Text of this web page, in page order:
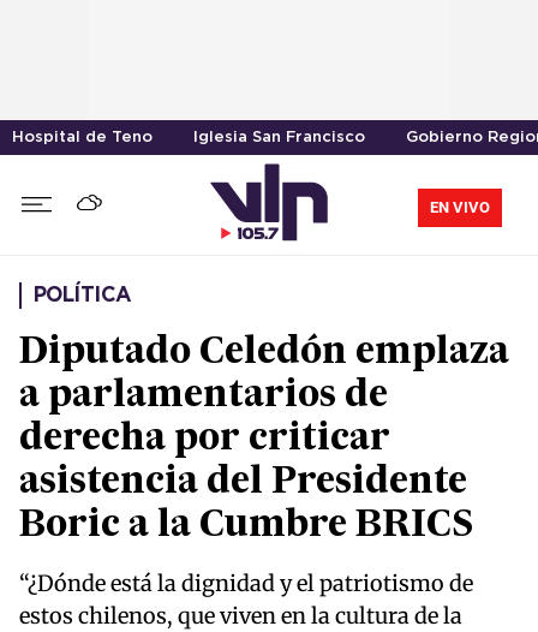
Hospital de Teno Iglesia San Francisco Gobierno
EN VIVO
POLÍTICA
Diputado Celedón emplaza
a parlamentarios de
derecha por criticar
asistencia del Presidente
Boric a la Cumbre BRICS
“¿Dónde está la dignidad y el patriotismo de
estos chilenos, que viven en la cultura de la